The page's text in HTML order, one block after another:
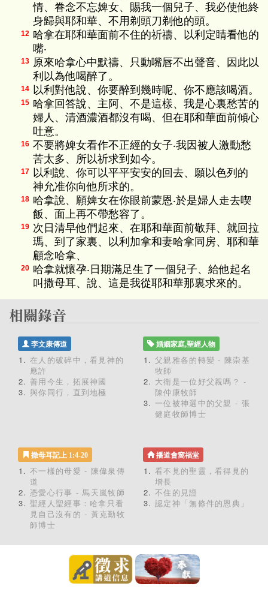
情、眷念不忘婢女、賜我一個兒子、我必使他終
身歸與耶和華、不用剃頭刀剃他的頭。
12 哈拿在耶和華面前不住的祈禱、以利定睛看他的
嘴‧
13 原來哈拿心中默禱、只動嘴唇不出聲音、因此以
利以為他喝醉了。
14 以利對他說、你要醉到幾時呢、你不應該喝酒。
15 哈拿回答說、主阿、不是這樣、我是心裏愁苦的
婦人、清酒濃酒都沒有喝、但在耶和華面前傾心
吐意。
16 不要將婢女看作不正經的女子‧我因被人激動愁
苦太多、所以祈求到如今。
17 以利說、你可以平平安安的回去、願以色列的
神允准你向他所求的。
18 哈拿說、願婢女在你眼前蒙恩‧於是婦人走去喫
飯、面上再不帶愁容了。
19 次日清早他們起來、在耶和華面前敬拜、就回拉
瑪、到了家裏、以利加拿和妻哈拿同房、耶和華
顧念哈拿、
20 哈拿就懷孕‧日期滿足生了一個兒子、給他起名
叫撒母耳、說、這是我從耶和華那裏求來的。
李文康傳道
在人的破碎中，看見神的
應許
善用今生，拓展神國
與你同行，直到地極
婚姻家庭,聖經人物
父親雅各的轉變 - 陳崇基
牧師
大衛是一位好父親嗎？ -
陳仲康牧師
一位被神選中的父親 - 張
健庭牧師博士
撒母耳記上 1:4-20
不一樣的母愛 - 陳偉泉傳
道
憑愛心行事 - 馬天嵐牧師
聖經人聖經事：哈拿只看
見自己沒有的 - 黃克勤牧
師博士
播道會窩福堂
看不見的聖靈，看得見的
增長
不住的見證
認定神「無條件的恩典」